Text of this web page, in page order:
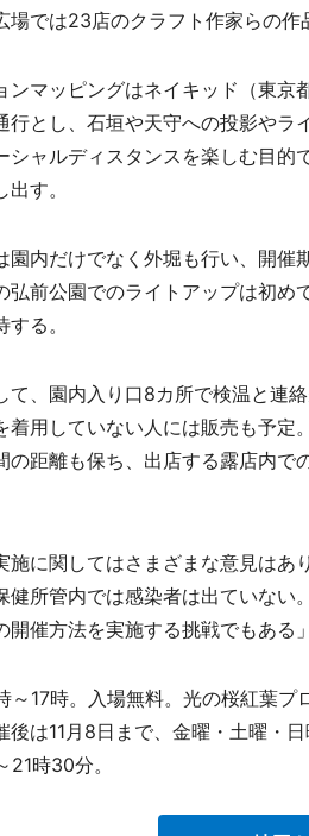
場では23店のクラフト作家らの作
マッピングはネイキッド（東京
行とし、石垣や天守への投影やラ
シャルディスタンスを楽しむ目的
す。
内だけでなく外堀も行い、開催
弘前公園でのライトアップは初
る。
、園内入り口8カ所で検温と連
着用していない人には販売も予
の距離も保ち、出店する露店内
に関してはさまざまな意見はあ
健所管内では感染者は出ていな
催方法を実施する挑戦でもある
17時。入場無料。光の桜紅葉プ
後は11月8日まで、金曜・土曜・
21時30分。